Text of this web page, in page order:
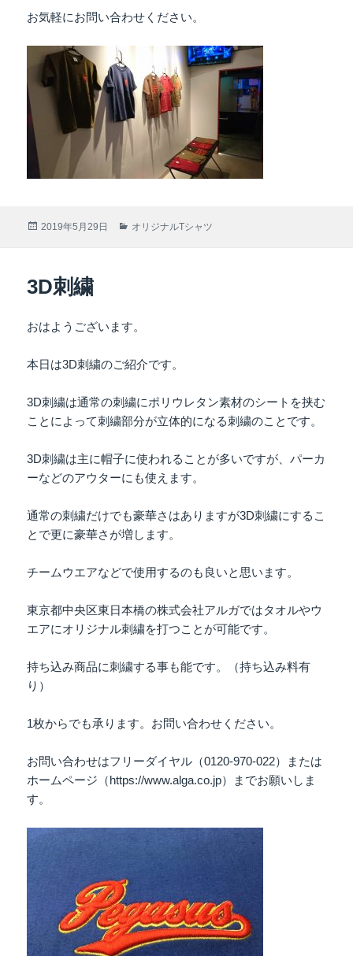
お気軽にお問い合わせください。
投
2019年5月29日
カ
オリジナルTシャツ
3D刺繍
おはようございます。
本日は3D刺繍のご紹介です。
3D刺繍は通常の刺繍にポリウレタン素材のシートを挟む
ことによって刺繍部分が立体的になる刺繍のことです。
3D刺繍は主に帽子に使われることが多いですが、パーカ
ーなどのアウターにも使えます。
通常の刺繍だけでも豪華さはありますが3D刺繍にするこ
とで更に豪華さが増します。
チームウエアなどで使用するのも良いと思います。
東京都中央区東日本橋の株式会社アルガではタオルやウ
エアにオリジナル刺繍を打つことが可能です。
持ち込み商品に刺繍する事も能です。（持ち込み料有
り）
1枚からでも承ります。お問い合わせください。
お問い合わせはフリーダイヤル（0120-970-022）または
ホームページ（https://www.alga.co.jp）までお願いしま
す。